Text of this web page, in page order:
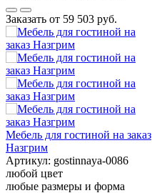
Заказать от 59 503 руб.
Мебель для гостиной на заказ
Назгрим
Артикул: gostinnaya-0086
любой цвет
любые размеры и форма